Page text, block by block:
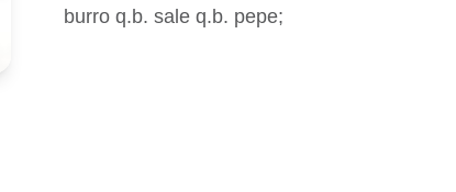
burro q.b. sale q.b. pepe;